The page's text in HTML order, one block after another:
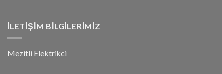
İLETIŞIM BILGILERIMIZ
Mezitli Elektrikci